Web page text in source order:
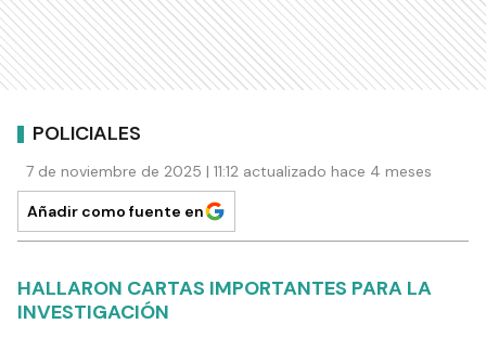
POLICIALES
7 de noviembre de 2025 | 11:12 actualizado hace 4 meses
Añadir como fuente en
HALLARON CARTAS IMPORTANTES PARA LA
INVESTIGACIÓN